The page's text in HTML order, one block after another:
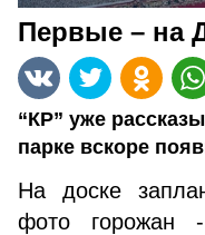
Первые – на
“КР” уже
парке вскоре
На доске
фото горожан